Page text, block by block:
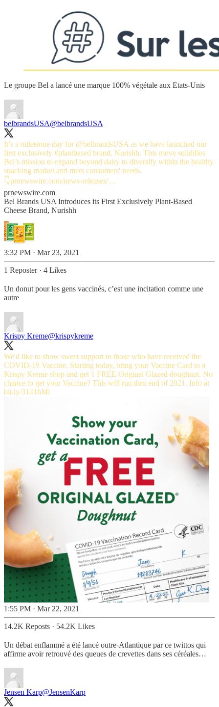
Le groupe Bel a lancé une marque 100% végétale aux Etats-Unis
belbrandsUSA@belbrandsUSA
It’s a milestone day for @belbrandsUSA as we have launched our
first exclusively #plantbased brand, Nurishh. This move solidifies
Bel’s mission to expand beyond dairy to diversify within the healthy
snacking market and meet consumers' needs.
👇prnewswire.com/news-releases/…
prnewswire.com
Bel Brands USA Introduces its First Exclusively Plant-Based
Cheese Brand, Nurishh
3:32 PM · Mar 23, 2021
1 Reposter· 4 Likes
Un donut pour les gens vaccinés, c’est une incitation comme une
autre
Krispy Kreme@krispykreme
We'd like to show sweet support to those who have received the
COVID-19 Vaccine. Starting today, bring your Vaccine Card to a
Krispy Kreme shop and get 1 FREE Original Glazed doughnut. No
chance to get your Vaccine? This will run thru end of 2021. Info at
bit.ly/3141hMi
1:55 PM · Mar 22, 2021
14.2K Reposts · 54.2K Likes
Un débat enflammé a été lancé outre-Atlantique par ce twittos qui
affirme avoir retrouvé des queues de crevettes dans ses céréales…
Jensen Karp@JensenKarp